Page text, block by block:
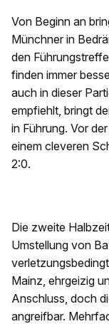
Von Beginn an
Münchner in
den
finden immer
auch in dieser
empfiehlt, bringt
in Führung. Vor
einem cleveren
2:0.
Die zweite
Umstellung von
Mainz, ehrgeizig
Anschluss, doch
angreifbar.